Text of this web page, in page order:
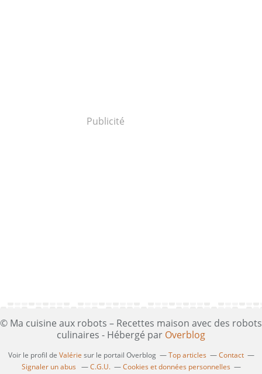
Publicité
© Ma cuisine aux robots – Recettes maison avec des robots
culinaires - Hébergé par Overblog
Voir le profil de Valérie sur le portail Overblog Top articles
Contact
Signaler un abus
C.G.U.
Cookies et données personnelles